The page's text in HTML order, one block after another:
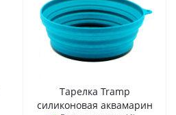
Тарелка Tramp
силиконовая аквамарин